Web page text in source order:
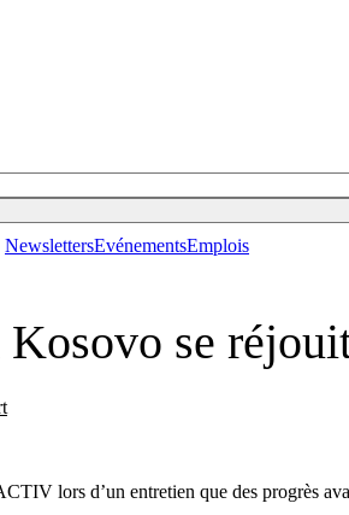
NewslettersEvénementsEmplois
se
lors d’un entretien que des progrès